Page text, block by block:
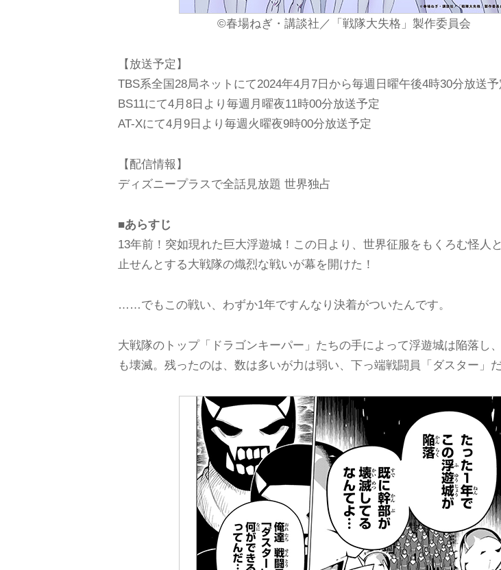
©春場ねぎ・講談社／「戦隊大失格」製作委員会
【放送予定】
TBS系全国28局ネットにて2024年4月7日から毎週日曜午後4時30分放送予
BS11にて4月8日より毎週月曜夜11時00分放送予定
AT-Xにて4月9日より毎週火曜夜9時00分放送予定
【配信情報】
ディズニープラスで全話見放題 世界独占
■あらすじ
13年前！突如現れた巨大浮遊城！この日より、世界征服をもくろむ怪人
止せんとする大戦隊の熾烈な戦いが幕を開けた！
……でもこの戦い、わずか1年ですんなり決着がついたんです。
大戦隊のトップ「ドラゴンキーパー」たちの手によって浮遊城は陥落し
も壊滅。残ったのは、数は多いが力は弱い、下っ端戦闘員「ダスター」だ